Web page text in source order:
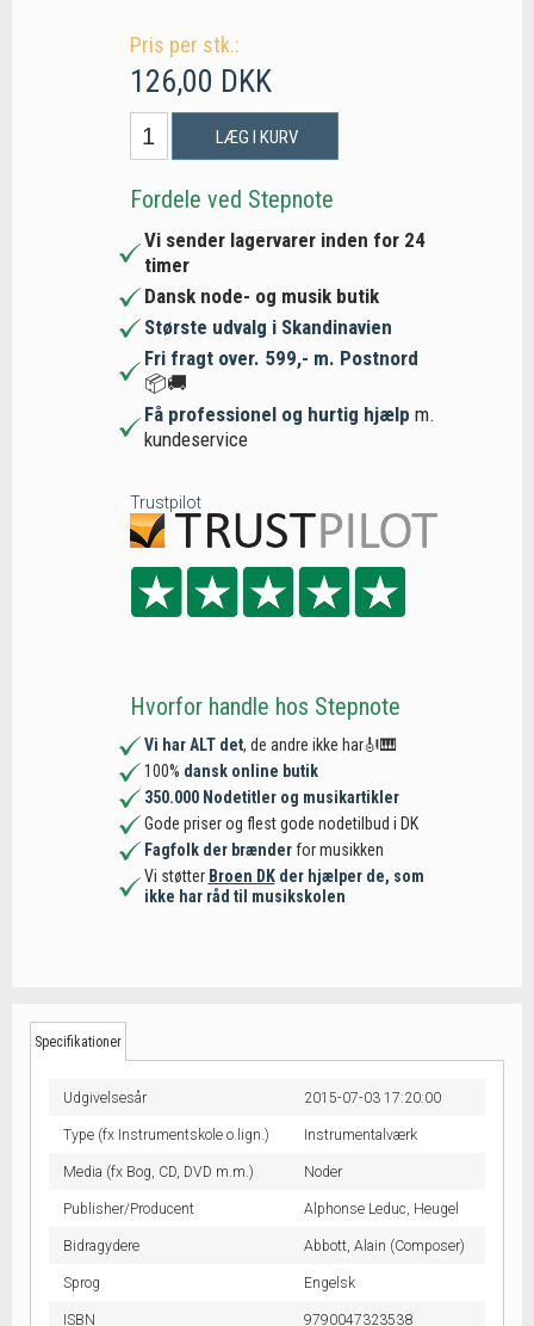
Pris per stk.:
126,00 DKK
LÆG I KURV
Fordele ved Stepnote
Vi sender lagervarer inden for 24
timer
Dansk node- og musik butik
Største udvalg i Skandinavien
Fri fragt over. 599,- m. Postnord
📦🚚
Få professionel og hurtig hjælp m.
kundeservice
Trustpilot
Hvorfor handle hos Stepnote
Vi har ALT det, de andre ikke har🎻🎹
100% dansk online butik
350.000 Nodetitler og musikartikler
Gode priser og flest gode nodetilbud i DK
Fagfolk der brænderfor musikken
Vi støtter Broen DKder hjælper de, som
ikke har råd til musikskolen
Specifikationer
Udgivelsesår 2015-07-03 17:20:00
Type (fx Instrumentskole o.lign.) Instrumentalværk
Media (fx Bog, CD, DVD m.m.) Noder
Publisher/Producent Alphonse Leduc, Heugel
Bidragydere Abbott, Alain (Composer)
Sprog Engelsk
ISBN 9790047323538